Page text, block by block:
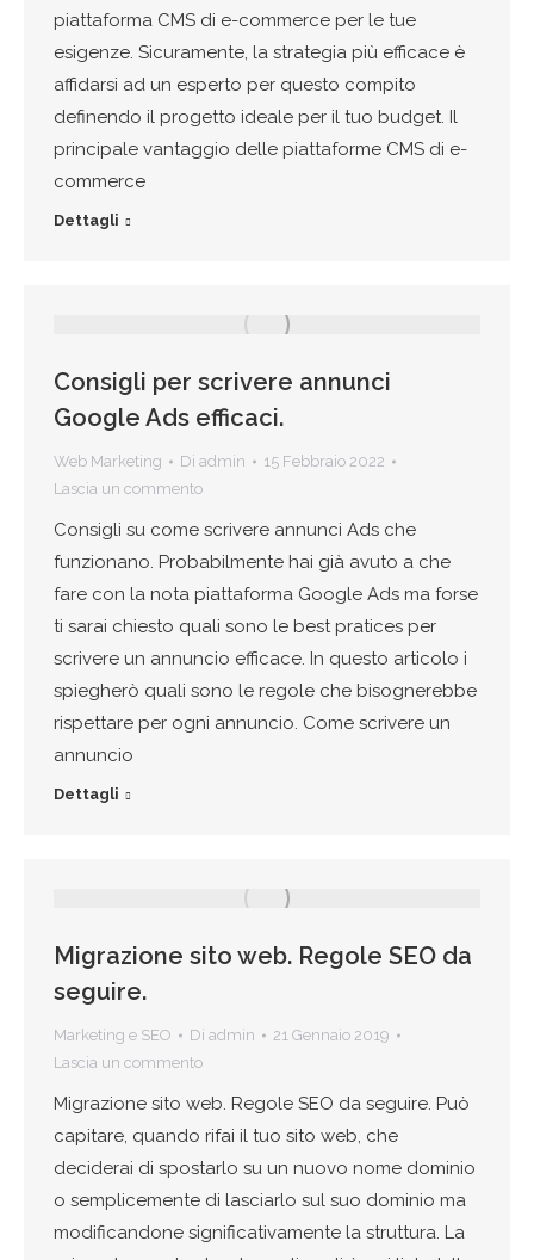
piattaforma CMS di e-commerce per le tue
esigenze. Sicuramente, la strategia più efficace è
affidarsi ad un esperto per questo compito
definendo il progetto ideale per il tuo budget. Il
principale vantaggio delle piattaforme CMS di e-
commerce
Dettagli
Consigli per scrivere annunci
Google Ads efficaci.
Web Marketing Di admin
15 Febbraio 2022
Lascia un commento
Consigli su come scrivere annunci Ads che
funzionano. Probabilmente hai già avuto a che
fare con la nota piattaforma Google Ads ma forse
ti sarai chiesto quali sono le best pratices per
scrivere un annuncio efficace. In questo articolo i
spiegherò quali sono le regole che bisognerebbe
rispettare per ogni annuncio. Come scrivere un
annuncio
Dettagli
Migrazione sito web. Regole SEO da
seguire.
Marketing e SEO Di admin
21 Gennaio 2019
Lascia un commento
Migrazione sito web. Regole SEO da seguire. Può
capitare, quando rifai il tuo sito web, che
deciderai di spostarlo su un nuovo nome dominio
o semplicemente di lasciarlo sul suo dominio ma
modificandone significativamente la struttura. La